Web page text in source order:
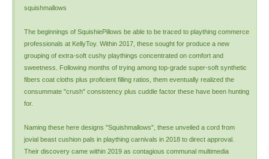
squishmallows
The beginnings of SquishiePillows be able to be traced to plaything commerce
professionals at KellyToy. Within 2017, these sought for produce a new
grouping of extra-soft cushy playthings concentrated on comfort and
sweetness. Following months of trying among top-grade super-soft synthetic
fibers coat cloths plus proficient filling ratios, them eventually realized the
consummate "crush" consistency plus cuddle factor these have been hunting
for.
Naming these here designs "Squishmallows", these unveiled a cord from
jovial beast cushion pals in plaything carnivals in 2018 to direct approval.
Their discovery came within 2019 as contagious communal multimedia